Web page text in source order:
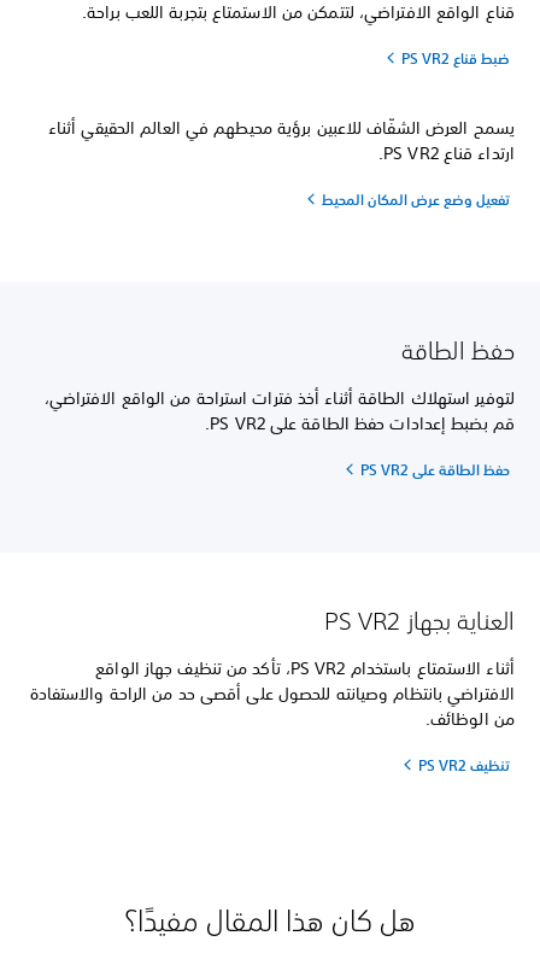
قناع الواقع الافتراضي، لتتمكن من الاستمتاع بتجربة اللعب براحة.
ضبط قناع PS VR2
يسمح العرض الشفّاف للاعبين برؤية محيطهم في العالم الحقيقي أثناء
ارتداء قناع PS VR2.
تفعيل وضع عرض المكان المحيط
حفظ الطاقة
لتوفير استهلاك الطاقة أثناء أخذ فترات استراحة من الواقع الافتراضي،
قم بضبط إعدادات حفظ الطاقة على PS VR2.
حفظ الطاقة على PS VR2
العناية بجهاز PS VR2
أثناء الاستمتاع باستخدام PS VR2، تأكد من تنظيف جهاز الواقع
الافتراضي بانتظام وصيانته للحصول على أقصى حد من الراحة والاستفادة
من الوظائف.
تنظيف PS VR2
هل كان هذا المقال مفيدًا؟